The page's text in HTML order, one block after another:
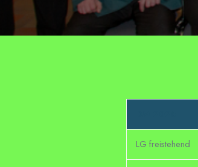
LG freistehend